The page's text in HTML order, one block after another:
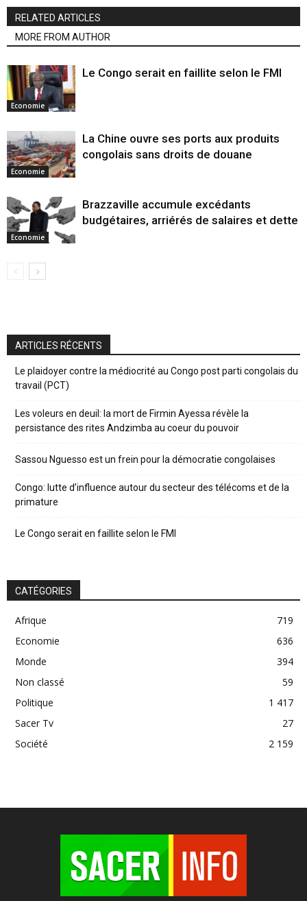
RELATED ARTICLES
MORE FROM AUTHOR
Economie
Le Congo serait en faillite selon le FMI
Economie
La Chine ouvre ses ports aux produits
congolais sans droits de douane
Economie
Brazzaville accumule excédants
budgétaires, arriérés de salaires et dette
ARTICLES RÉCENTS
Le plaidoyer contre la médiocrité au Congo post parti congolais du
travail (PCT)
Les voleurs en deuil: la mort de Firmin Ayessa révèle la
persistance des rites Andzimba au coeur du pouvoir
Sassou Nguesso est un frein pour la démocratie congolaises
Congo: lutte d’influence autour du secteur des télécoms et de la
primature
Le Congo serait en faillite selon le FMI
CATÉGORIES
Afrique
719
Economie
636
Monde
394
Non classé
59
Politique
1 417
Sacer Tv
27
Société
2 159